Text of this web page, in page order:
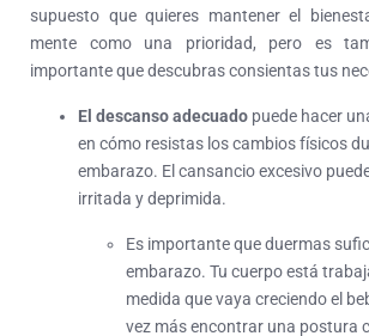
supuesto que quieres mantener el
mente como una prioridad, pero es
importante que descubras consientas tus
El descanso adecuado puede hacer
en cómo resistas los cambios físicos
embarazo. El cansancio excesivo
irritada y deprimida.
Es importante que duermas
embarazo. Tu cuerpo está
medida que vaya creciendo el
vez más encontrar una postura